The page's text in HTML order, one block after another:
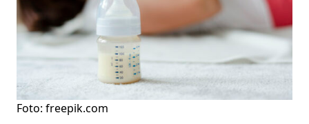
Foto: freepik.com